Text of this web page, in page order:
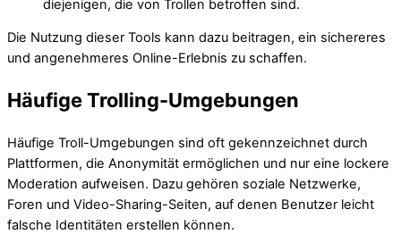
diejenigen, die von Trollen betroffen sind.
Die Nutzung dieser Tools kann dazu beitragen, ein sichereres
und angenehmeres Online-Erlebnis zu schaffen.
Häufige Trolling-Umgebungen
Häufige Troll-Umgebungen sind oft gekennzeichnet durch
Plattformen, die Anonymität ermöglichen und nur eine lockere
Moderation aufweisen. Dazu gehören soziale Netzwerke,
Foren und Video-Sharing-Seiten, auf denen Benutzer leicht
falsche Identitäten erstellen können.